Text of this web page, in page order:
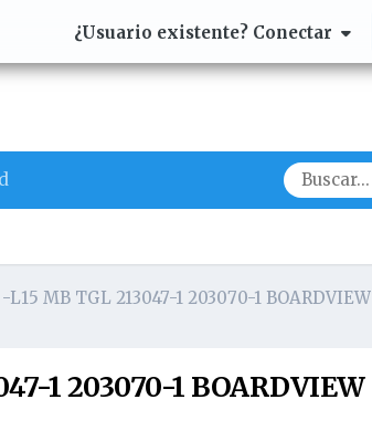
¿Usuario existente? Conectar
MB TGL 213047-1 203070-1 BOARDVIEW
1 203070-1 BOARDVIEW